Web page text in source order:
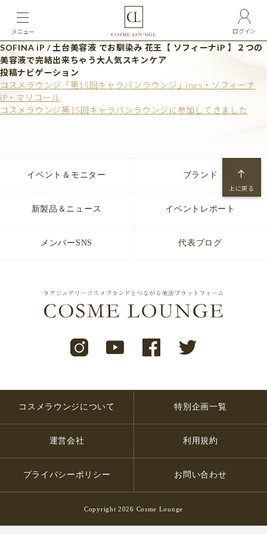
ログイン
メニュー
SOFINA iP / 土台美容液 でお馴染み 花王【 ソフィーナiP 】２つの
美容液で完結出来ちゃう大人気スキンケア
投稿ナビゲーション
コスメラウンジ「第15回キャラバンラウンジ」ines・ソフィーナ
iP・マリコール
コスメラウンジ第15回キャラバンラウンジに参加してきました
上に戻る
イベント＆モニター ブランド
新製品＆ニュース イベントレポート
メンバーSNS 代表ブログ
コスメラウンジについて 特別企画一覧
運営会社 利用規約
プライバシーポリシー お問い合わせ
Copyright 2026 Cosme Lounge